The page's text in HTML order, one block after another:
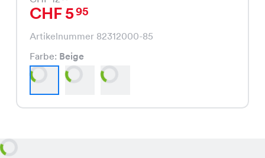
CHF 595
Artikelnummer 82312000-85
Farbe: Beige